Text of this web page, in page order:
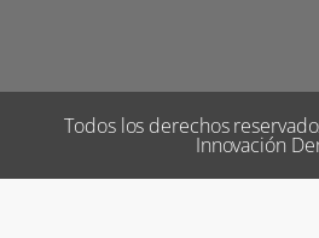
Todos los derechos
Innovación